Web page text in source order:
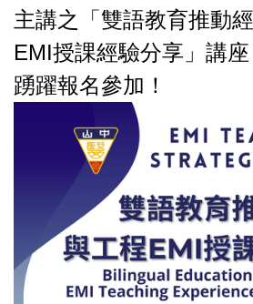
主講之「雙語教育推動
EMI授課經驗分享」講
踴躍報名參加！